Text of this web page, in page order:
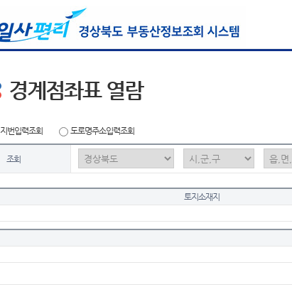
경계점좌표 열람
지번입력조회 도로명주소입력조회
조회
토지소재지